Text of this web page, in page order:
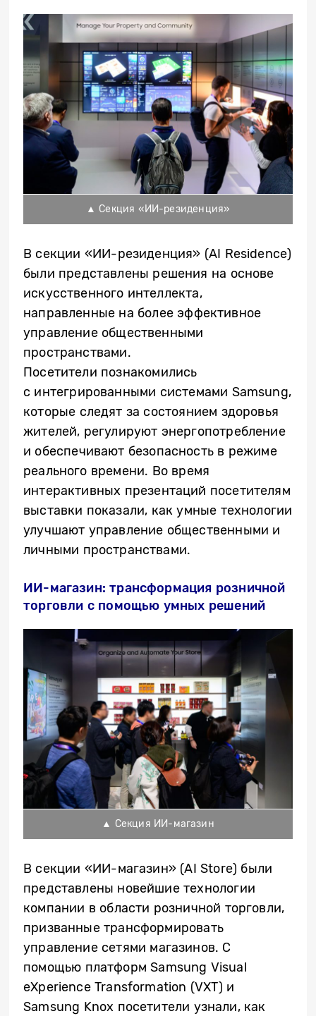
▲ Секция «ИИ-резиденция»
В секции «ИИ-резиденция» (AI Residence)
были представлены решения на основе
искусственного интеллекта,
направленные на более эффективное
управление общественными
пространствами.
Посетители познакомились
с интегрированными системами Samsung,
которые следят за состоянием здоровья
жителей, регулируют энергопотребление
и обеспечивают безопасность в режиме
реального времени. Во время
интерактивных презентаций посетителям
выставки показали, как умные технологии
улучшают управление общественными и
личными пространствами.
ИИ-магазин: трансформация розничной
торговли с помощью умных решений
▲ Секция ИИ-магазин
В секции «ИИ-магазин» (AI Store) были
представлены новейшие технологии
компании в области розничной торговли,
призванные трансформировать
управление сетями магазинов. С
помощью платформ Samsung Visual
eXperience Transformation (VXT) и
Samsung Knox посетители узнали, как